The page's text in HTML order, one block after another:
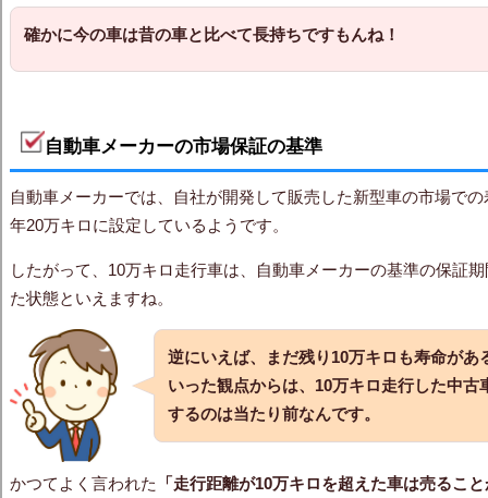
確かに今の車は昔の車と比べて長持ちですもんね！
自動車メーカーの市場保証の基準
自動車メーカーでは、自社が開発して販売した新型車の市場で
年20万キロに設定しているようです。
したがって、10万キロ走行車は、自動車メーカーの基準の保証
た状態といえますね。
逆にいえば、まだ残り10万キロも寿命があ
いった観点からは、10万キロ走行した中
するのは当たり前なんです。
かつてよく言われた 「走行距離が10万キロを超えた車は売るこ